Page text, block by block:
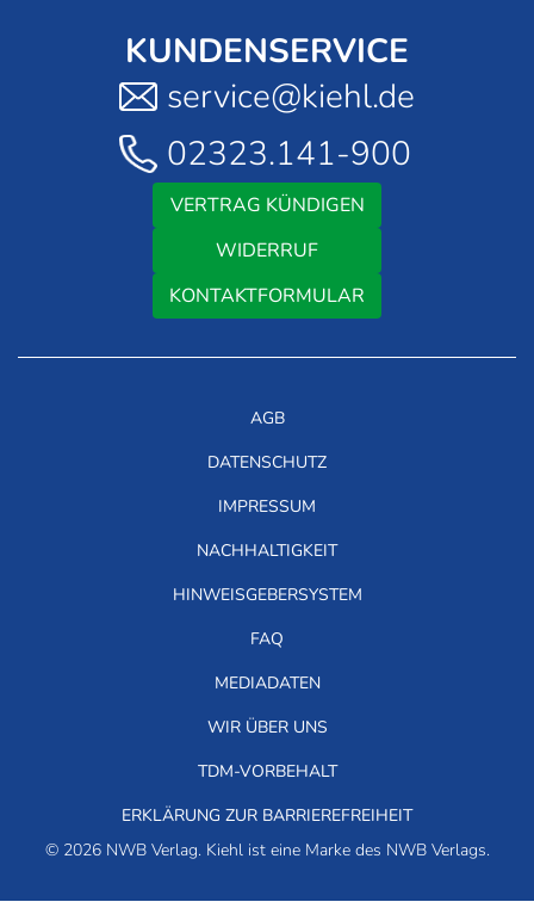
KUNDENSERVICE
service@kiehl.de
02323.141-900
VERTRAG KÜNDIGEN
WIDERRUF
KONTAKTFORMULAR
© 2026 NWB Verlag. Kiehl ist eine Marke des NWB Verlags.
AGB
DATENSCHUTZ
IMPRESSUM
NACHHALTIGKEIT
HINWEISGEBERSYSTEM
FAQ
MEDIADATEN
WIR ÜBER UNS
TDM-VORBEHALT
ERKLÄRUNG ZUR BARRIEREFREIHEIT